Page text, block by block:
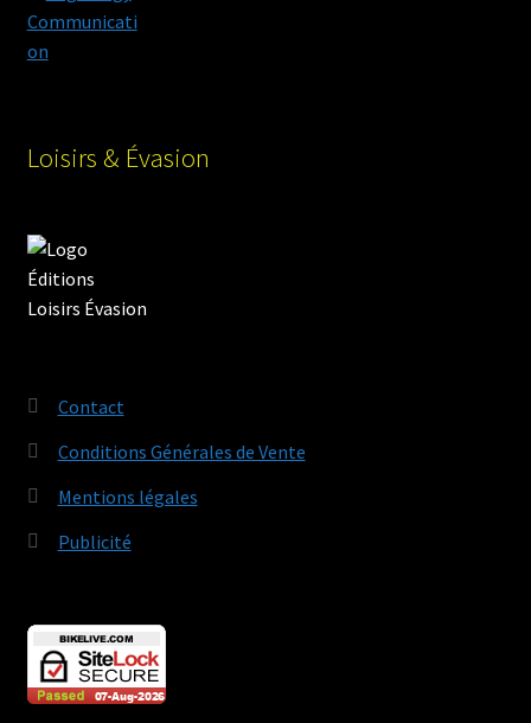
Loisirs & Évasion
Contact
Conditions Générales de Vente
Mentions légales
Publicité